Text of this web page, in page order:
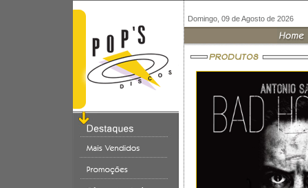
Domingo, 09 de Agosto de 2026